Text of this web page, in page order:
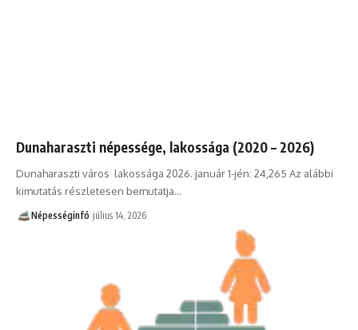
Dunaharaszti népessége, lakossága (2020 – 2026)
Dunaharaszti város lakossága 2026. január 1-jén: 24,265 Az alábbi
kimutatás részletesen bemutatja…
Népességinfó július 14, 2026